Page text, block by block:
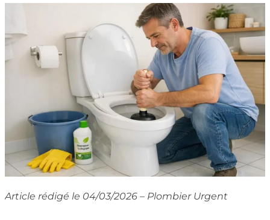
Article rédigé le 04/03/2026 – Plombier Urgent